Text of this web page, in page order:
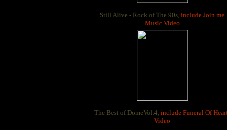
Still Alive - Rock of The 90s, include Join me
Music Video
The Best of DomeVol.4, include Funeral Of
Video